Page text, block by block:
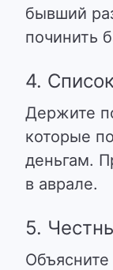
бывший
починить
4.
Держите
которые
деньгам.
в аврале.
5.